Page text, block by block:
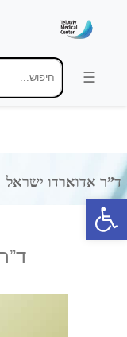
פתח סרגל נגישות